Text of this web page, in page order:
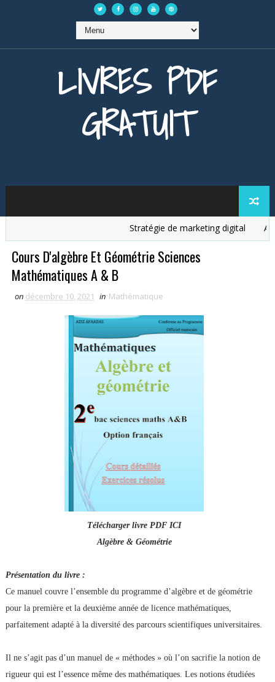
LIVRES PDF
GRATUIT
Stratégie de marketing digital
Cours D'algèbre Et Géométrie Sciences
Mathématiques A & B
on décembre 10, 2021 in Mathématique
Télécharger livre PDF ICI
Algèbre & Géométrie
Présentation du livre :
Ce manuel couvre l’ensemble du programme d’algèbre et de géométrie
pour la première et la deuxième année de licence mathématiques,
parfaitement adapté à la diversité des parcours scientifiques universitaires.
Il ne s’agit pas d’un manuel de « méthodes » où l’on sacrifie la notion de
rigueur qui est l’essence même des mathématiques. Les notions étudiées